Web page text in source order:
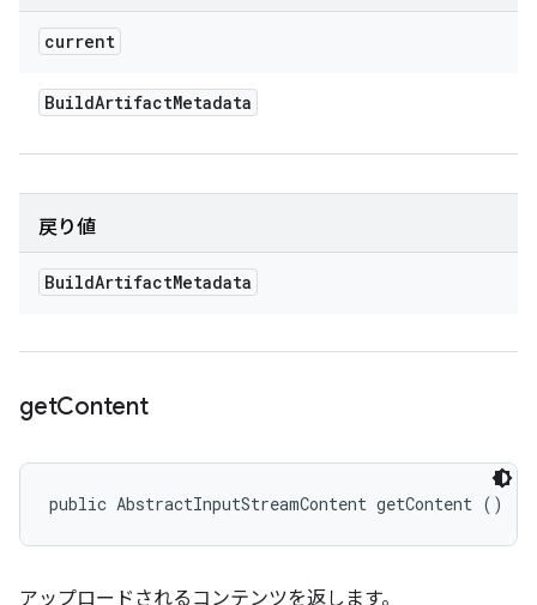
current
BuildArtifactMetadata
戻り値
BuildArtifactMetadata
getContent
public AbstractInputStreamContent getContent ()
アップロードされるコンテンツを返します。